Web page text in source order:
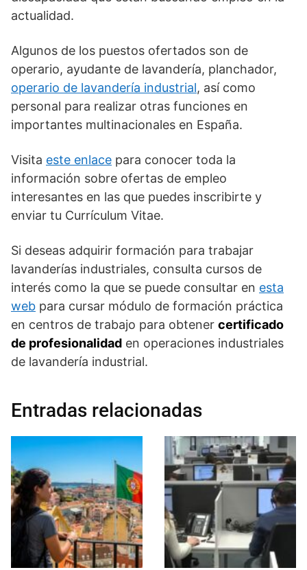
actualidad.
Algunos de los puestos ofertados son de
operario, ayudante de lavandería, planchador,
operario de lavandería industrial, así como
personal para realizar otras funciones en
importantes multinacionales en España.
Visita este enlace para conocer toda la
información sobre ofertas de empleo
interesantes en las que puedes inscribirte y
enviar tu Currículum Vitae.
Si deseas adquirir formación para trabajar
lavanderías industriales, consulta cursos de
interés como la que se puede consultar en esta
web para cursar módulo de formación práctica
en centros de trabajo para obtener certificado
de profesionalidad en operaciones industriales
de lavandería industrial.
Entradas relacionadas